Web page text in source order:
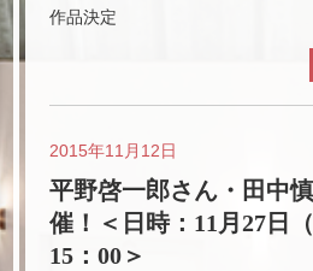
作品決定
2015年11月12日
平野啓一郎さん・田中
催！＜日時：11月27日
15：00＞